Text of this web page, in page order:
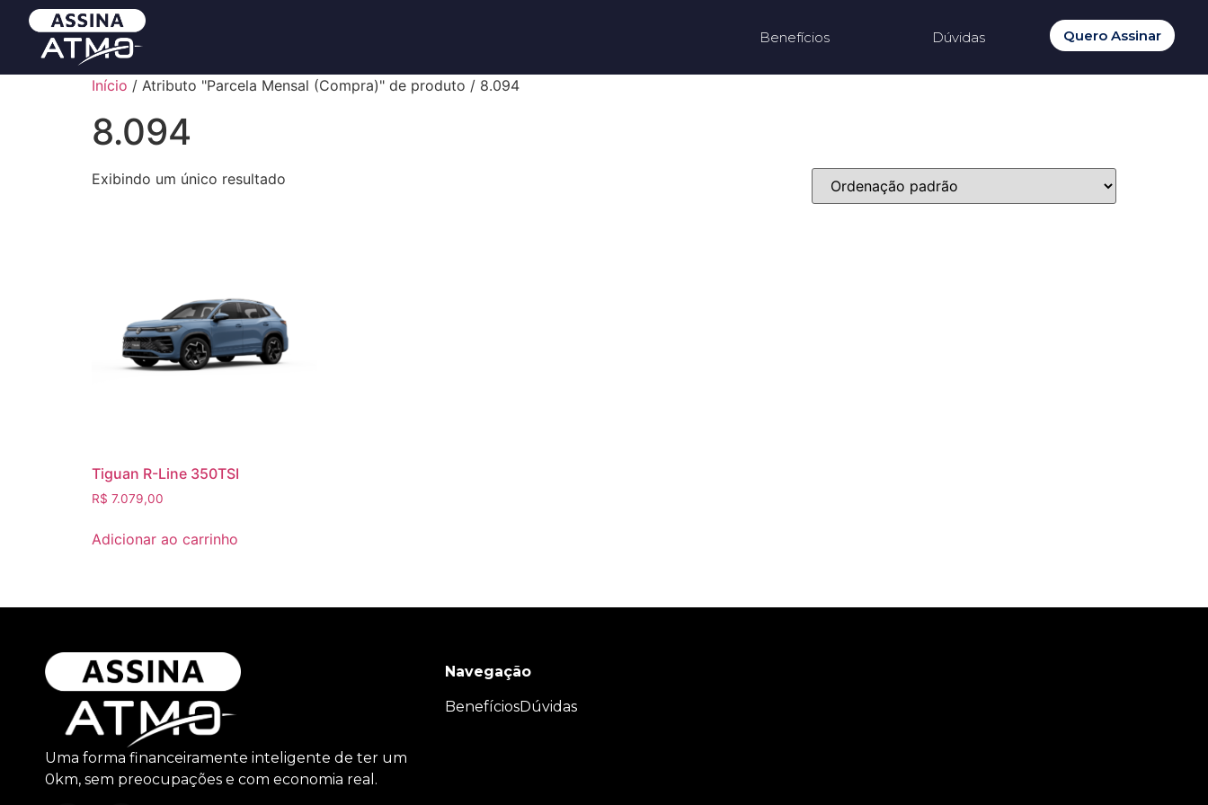
Dúvidas
Benefícios Quero Assinar
Início / Atributo "Parcela Mensal (Compra)" de produto / 8.094
8.094
Exibindo um único resultado
Tiguan R-Line 350TSI
R$ 7.079,00
Adicionar ao carrinho
Uma forma financeiramente inteligente de ter um
0km, sem preocupações e com economia real.
Navegação
BenefíciosDúvidas